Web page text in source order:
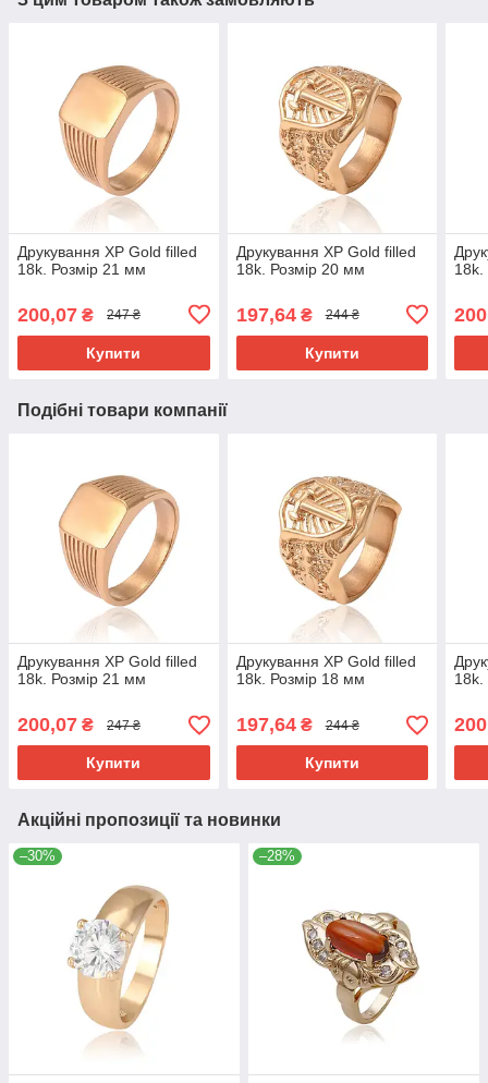
Друкування ХР Gold filled
18k. Розмір 21 мм
200,07 ₴ 247 ₴
Купити
Друкування ХР Gold filled
18k. Розмір 20 мм
197,64₴ 244 ₴
Купити
18k.
Подібні товари компанії
Друкування ХР Gold filled
18k. Розмір 21 мм
200,07 ₴ 247 ₴
Купити
Друкування ХР Gold filled
18k. Розмір 18 мм
197,64₴ 244 ₴
Купити
18k.
Акційні пропозиції та новинки
–30% –28%